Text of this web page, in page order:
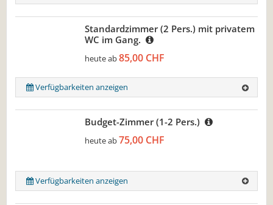
Standardzimmer (2 Pers.) mit privatem
WC im Gang.
heute ab85,00 CHF
Verfügbarkeiten anzeigen
Budget-Zimmer (1-2 Pers.)
heute ab75,00 CHF
Verfügbarkeiten anzeigen